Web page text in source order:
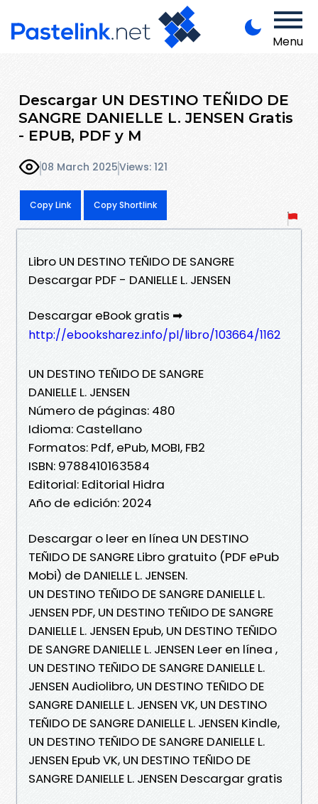
Menu
Descargar UN DESTINO TEÑIDO DE
SANGRE DANIELLE L. JENSEN Gratis
- EPUB, PDF y M
08 March 2025Views: 121
Copy Link Copy Shortlink
Libro UN DESTINO TEÑIDO DE SANGRE
Descargar PDF - DANIELLE L. JENSEN
Descargar eBook gratis ➡
http://ebooksharez.info/pl/libro/103664/1162
UN DESTINO TEÑIDO DE SANGRE
DANIELLE L. JENSEN
Número de páginas: 480
Idioma: Castellano
Formatos: Pdf, ePub, MOBI, FB2
ISBN: 9788410163584
Editorial: Editorial Hidra
Año de edición: 2024
Descargar o leer en línea UN DESTINO
TEÑIDO DE SANGRE Libro gratuito (PDF ePub
Mobi) de DANIELLE L. JENSEN.
UN DESTINO TEÑIDO DE SANGRE DANIELLE L.
JENSEN PDF, UN DESTINO TEÑIDO DE SANGRE
DANIELLE L. JENSEN Epub, UN DESTINO TEÑIDO
DE SANGRE DANIELLE L. JENSEN Leer en línea ,
UN DESTINO TEÑIDO DE SANGRE DANIELLE L.
JENSEN Audiolibro, UN DESTINO TEÑIDO DE
SANGRE DANIELLE L. JENSEN VK, UN DESTINO
TEÑIDO DE SANGRE DANIELLE L. JENSEN Kindle,
UN DESTINO TEÑIDO DE SANGRE DANIELLE L.
JENSEN Epub VK, UN DESTINO TEÑIDO DE
SANGRE DANIELLE L. JENSEN Descargar gratis